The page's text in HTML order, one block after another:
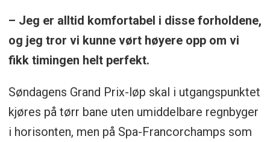
– Jeg er alltid komfortabel i disse forholdene,
og jeg tror vi kunne vørt høyere opp om vi
fikk timingen helt perfekt.
Søndagens Grand Prix-løp skal i utgangspunktet
kjøres på tørr bane uten umiddelbare regnbyger
i horisonten, men på Spa-Francorchamps som